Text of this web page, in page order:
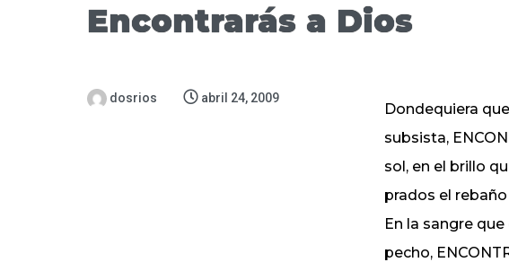
Encontrarás a Dios
dosrios abril 24, 2009
Dondequiera
subsista,
sol, en el brillo
prados el
En la sangre
pecho,